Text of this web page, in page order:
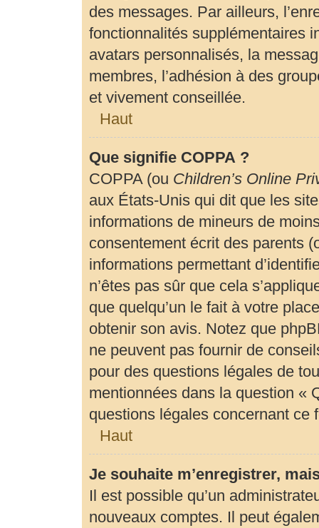
des messages. Par ailleurs,
fonctionnalités supplémentaires
avatars personnalisés, la
membres, l’adhésion à des
et vivement conseillée.
Haut
Que signifie COPPA ?
COPPA (ou Children’s Online
aux États-Unis qui dit que les
informations de mineurs de
consentement écrit des parents
informations permettant
n’êtes pas sûr que cela
que quelqu’un le fait à votre
obtenir son avis. Notez que
ne peuvent pas fournir de
pour des questions légales de
mentionnées dans la question «
questions légales concernant ce
Haut
Je souhaite m’enregistrer,
Il est possible qu’un
nouveaux comptes. Il peut